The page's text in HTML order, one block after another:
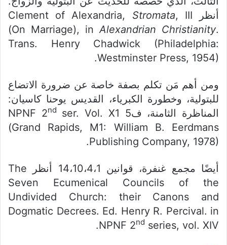
أنظر Clement of Alexandria,
Stromata, III
(On Marriage), inAlexandrian Christianity.
Trans. Henry Chadwick (Philadelphia:
Westminster Press, 1954).
ومن أهم مَن تكلم بصفة خاصة عن ضرورة الاتضاع
للبتولية، وخطورة الكبرياء، القديس يوحنا كاسيان:
المناظرة الثامنة، ف5 NPNF 2
nd
ser. Vol. X1
(Grand Rapids, M1: William B. Eerdmans
Publishing Company, 1978).
أيضًا مجمع غنفرة، قوانين 14،10،4،1 أنظر The
Seven Ecumenical Councils of the
Undivided Church: their Canons and
Dogmatic Decrees. Ed. Henry R. Percival. in
NPNF 2nd series, vol. XIV.